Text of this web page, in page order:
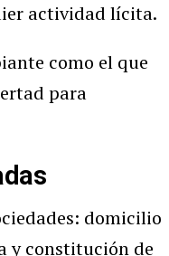
actividad lícita.
como el que
para
domicilio
y constitución de